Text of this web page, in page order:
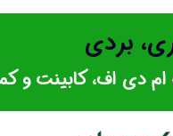
بردی
ام دی اف، کابینت و